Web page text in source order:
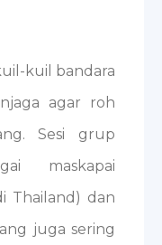
kuil bandara
agar roh
Sesi grup
maskapai
Thailand) dan
juga sering